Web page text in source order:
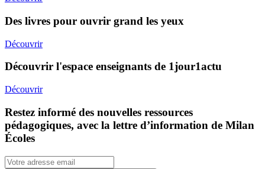
Des livres pour ouvrir grand les yeux
Découvrir
Découvrir l'espace enseignants de 1jour1actu
Découvrir
Restez informé des nouvelles ressources
pédagogiques, avec la lettre d’information de Milan
Écoles